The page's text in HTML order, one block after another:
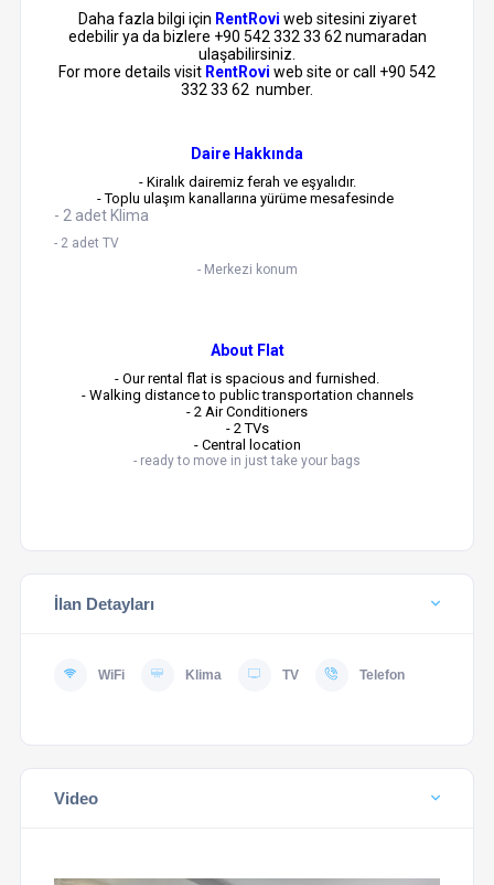
Daha fazla bilgi için RentRovi web sitesini ziyaret
edebilir ya da bizlere +90 542 332 33 62 numaradan
ulaşabilirsiniz.
For more details visit RentRovi web site or call +90 542
332 33 62 number.
Daire Hakkında
- Kiralık dairemiz ferah ve eşyalıdır.
- Toplu ulaşım kanallarına yürüme mesafesinde
- 2 adet Klima
- 2 adet TV
- Merkezi konum
About Flat
- Our rental flat is spacious and furnished.
- Walking distance to public transportation channels
- 2 Air Conditioners
- 2 TVs
- Central location
- ready to move in just take your bags
İlan Detayları
WiFi Klima TV Telefon
Video